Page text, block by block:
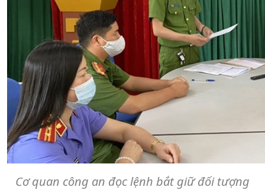
Cơ quan công an đọc lệnh bắt giữ đối tượng